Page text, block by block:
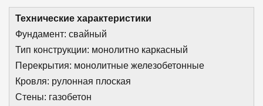
Технические характеристики
Фундамент: свайный
Тип конструкции: монолитно каркасный
Перекрытия: монолитные железобетонные
Кровля: рулонная плоская
Стены: газобетон